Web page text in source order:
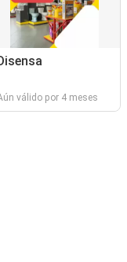
válido por 4 meses